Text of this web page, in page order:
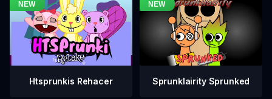
Htsprunkis Rehacer Sprunklairity Sprunked